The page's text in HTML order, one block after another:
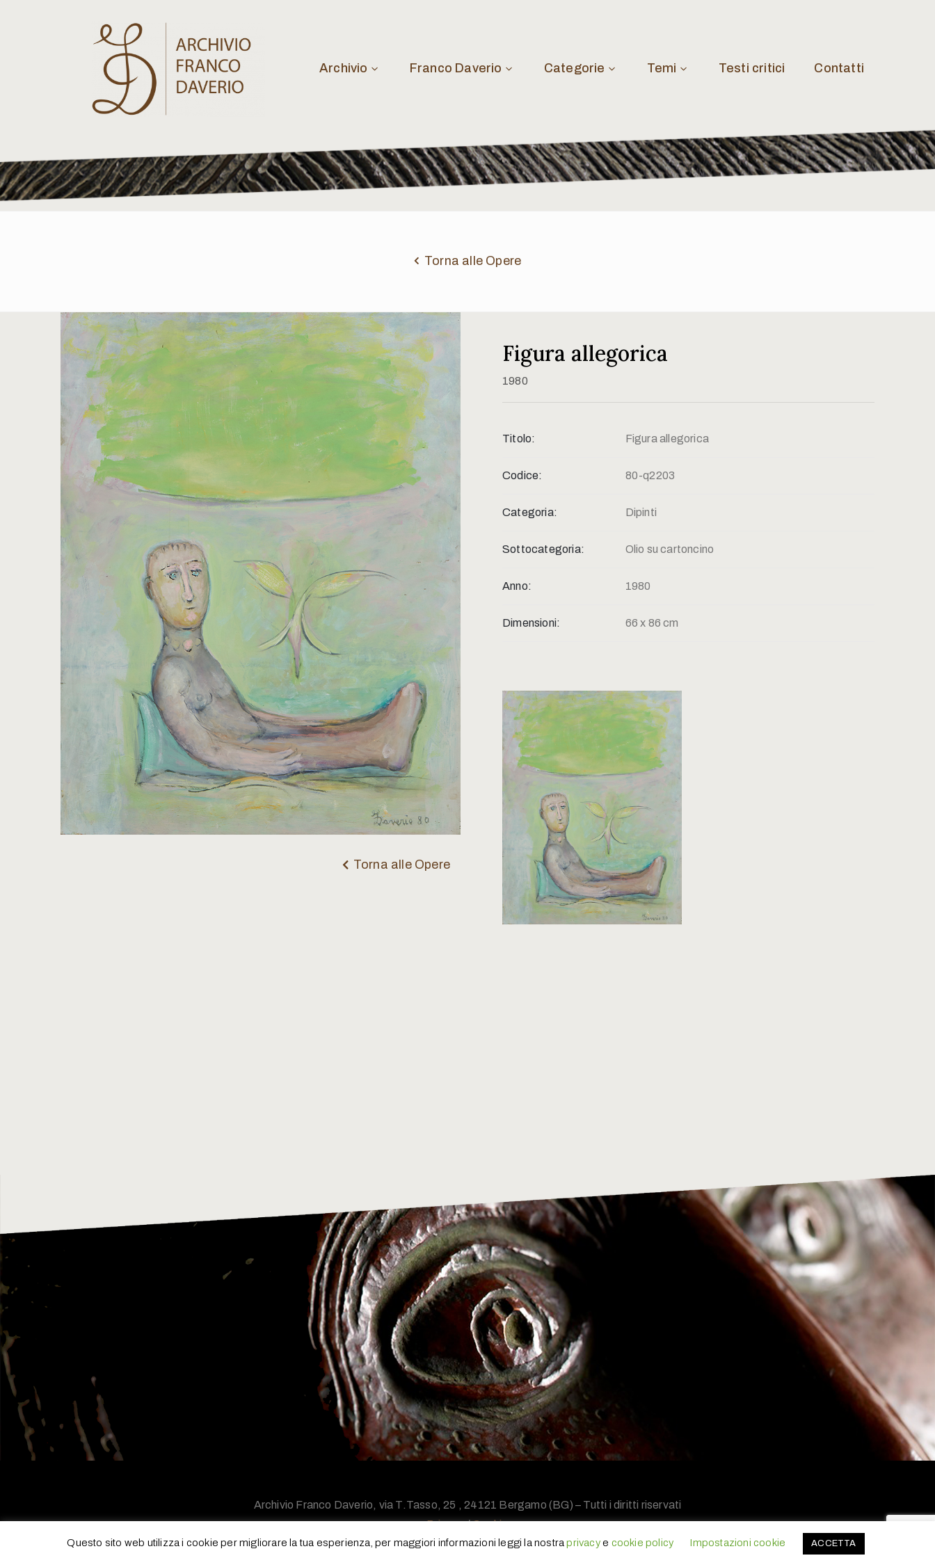
Archivio Franco Daverio Categorie Temi Testi critici Contatti
Torna alle Opere
Torna alle Opere
Figura allegorica
1980
Titolo: Figura allegorica
Codice: 80-q2203
Categoria: Dipinti
Sottocategoria: Olio su cartoncino
Anno: 1980
Dimensioni: 66 x 86 cm
Archivio Franco Daverio, via T.Tasso, 25 , 24121 Bergamo (BG) – Tutti i diritti riservati
Privacy/Cookie
Questo sito web utilizza i cookie per migliorare la tua esperienza, per maggiori informazioni leggi la nostraprivacye cookie policy Impostazioni cookie ACCETTA